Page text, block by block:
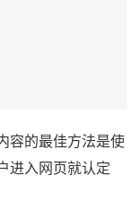
的最佳方法是使
进入网页就认定